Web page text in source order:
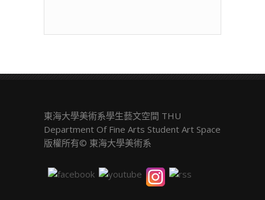
東海大學美術系學生藝文空間 THU
Department Of Fine Arts Student Art Space
版權所有© 東海大學美術系